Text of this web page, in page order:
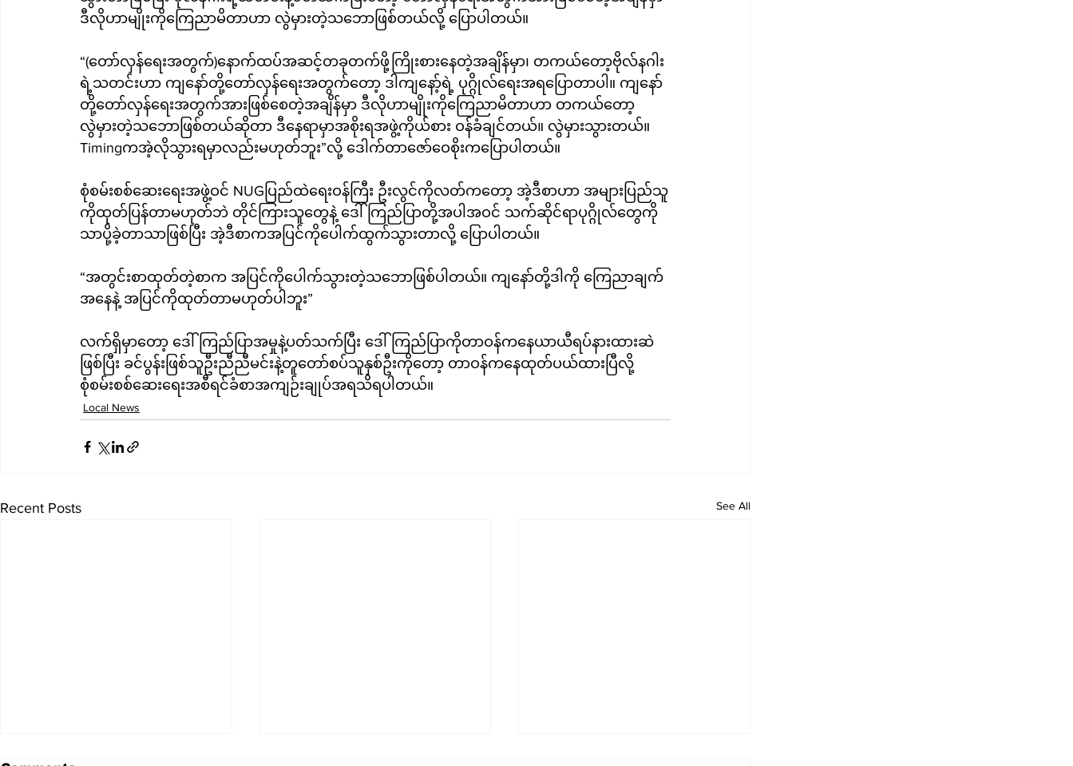
ဒီလိုဟာမျိုးကိုကြေညာမိတာဟာ လွဲမှားတဲ့သဘောဖြစ်တယ်လို့ ပြောပါတယ်။
“(တော်လှန်ရေးအတွက်)နောက်ထပ်အဆင့်တခုတက်ဖို့ကြိုးစားနေတဲ့အချိန်မှာ၊ တကယ်တော့ဗိုလ်နဂါး
ရဲ့သတင်းဟာ ကျနော်တို့တော်လှန်ရေးအတွက်တော့ ဒါကျနော့်ရဲ့ ပုဂ္ဂိုလ်ရေးအရပြောတာပါ။ ကျနော်
တို့တော်လှန်‌ရေးအတွက်အားဖြစ်စေတဲ့အချိန်မှာ ဒီလိုဟာမျိုးကိုကြေညာမိတာဟာ တကယ်တော့
လွဲမှားတဲ့သဘောဖြစ်တယ်ဆိုတာ ဒီနေရာမှာအစိုးရအဖွဲ့ကိုယ်စား ဝန်ခံချင်တယ်။ လွဲမှားသွားတယ်။
Timingကအဲ့လိုသွားရမှာလည်းမဟုတ်ဘူး”လို့ ဒေါက်တာဇော်ဝေစိုးကပြောပါတယ်။
စုံစမ်းစစ်ဆေးရေးအဖွဲ့ဝင် NUGပြည်ထဲရေးဝန်ကြီး ဦးလွင်ကိုလတ်ကတော့ အဲ့ဒီစာဟာ အများပြည်သူ
ကိုထုတ်ပြန်တာမဟုတ်ဘဲ တိုင်ကြားသူတွေနဲ့ ဒေါ်ကြည်ပြာတို့အပါအဝင် သက်ဆိုင်ရာပုဂ္ဂိုလ်တွေကို
သာပို့ခဲ့တာသာဖြစ်ပြီး အဲ့ဒီစာကအပြင်ကိုပေါက်ထွက်သွားတာလို့ ပြောပါတယ်။
“အတွင်းစာထုတ်တဲ့စာက အပြင်ကိုပေါက်သွားတဲ့သဘောဖြစ်ပါတယ်။ ကျနော်တို့ဒါကို ကြေညာချက်
အနေနဲ့ အပြင်ကိုထုတ်တာမဟုတ်ပါဘူး”
လက်ရှိမှာတော့ ဒေါ်ကြည်ပြာအမှုနဲ့ပတ်သက်ပြီး ဒေါ်ကြည်ပြာကိုတာဝန်ကနေယာယီရပ်နားထားဆဲ
ဖြစ်ပြီး ခင်ပွန်းဖြစ်သူဦးညီညီမင်းနဲ့တူတော်စပ်သူနှစ်ဦးကိုတော့ တာဝန်ကနေထုတ်ပယ်ထားပြီလို့
စုံစမ်းစစ်ဆေးရေးအစီရင်ခံစာအကျဉ်းချုပ်အရသိရပါတယ်။
Local News
Recent Posts See All